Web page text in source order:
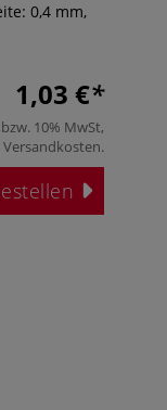
0,4 mm,
1,03 €
10% MwSt,
Versandkosten.